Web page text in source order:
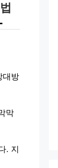
대방
막
. 지